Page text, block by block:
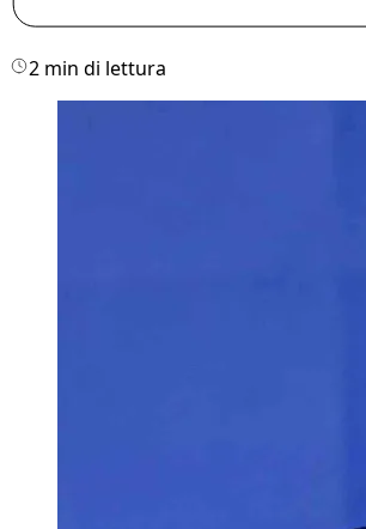
2 min di lettura